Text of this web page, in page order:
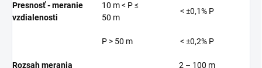
Presnosť - meranie
vzdialenosti
10 m < P ≤
50 m
< ±0,1% P
P > 50 m < ±0,2% P
Rozsah merania 2 – 100 m